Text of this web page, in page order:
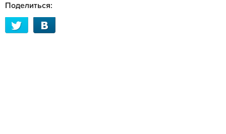
Поделиться: